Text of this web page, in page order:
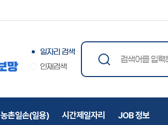
일자리 검색
인재검색
검색어를
입력해주세요
농촌일손(일용) 시간제일자리 JOB 정보